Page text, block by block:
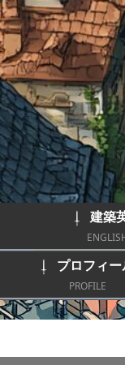
建築
プロフィー
PROFILE